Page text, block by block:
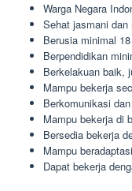
Warga Negara
Sehat jasmani dan
Berusia minimal
Berpendidikan
Berkelakuan baik,
Mampu bekerja
Berkomunikasi
Mampu bekerja di
Bersedia bekerja
Mampu
Dapat bekerja